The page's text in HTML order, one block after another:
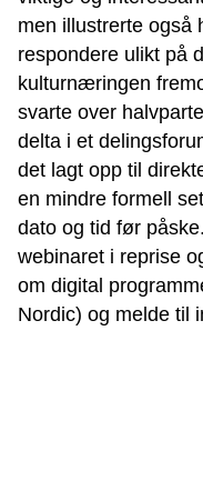
men illustrerte også
respondere ulikt på
kulturnæringen
svarte over
delta i et
det lagt opp til
en mindre formell
dato og tid før
webinaret i reprise
om digital
Nordic) og melde til